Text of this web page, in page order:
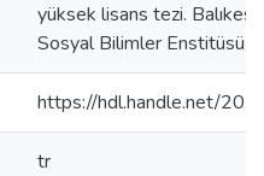
yüksek lisans tezi.
Sosyal Bilimler Enstitüsü,
https://hdl.handle.net/
tr